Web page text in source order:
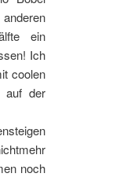
ein
Ich
coolen
auf der
noch